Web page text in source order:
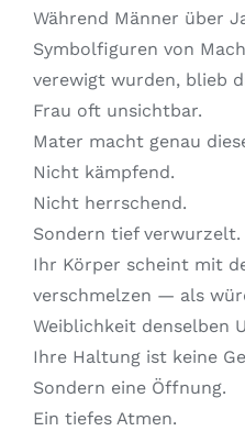
Während Männer über
Symbolfiguren von
verewigt wurden, blieb
Frau oft unsichtbar.
Mater macht genau
Nicht kämpfend.
Nicht herrschend.
Sondern tief verwurzelt.
Ihr Körper scheint mit
verschmelzen — als
Weiblichkeit denselben
Ihre Haltung ist keine
Sondern eine Öffnung.
Ein tiefes Atmen.